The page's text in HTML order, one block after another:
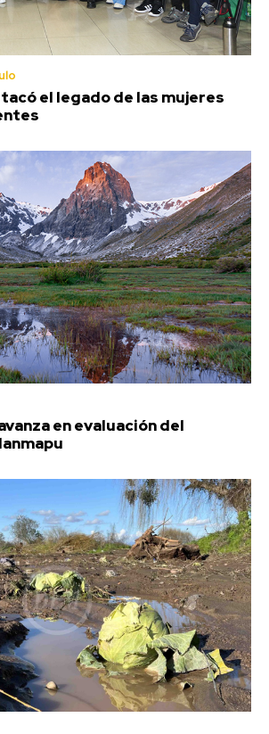
el legado de las mujeres
en evaluación del